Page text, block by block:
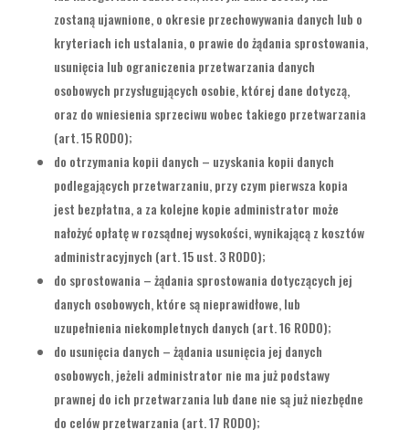
zostaną ujawnione, o okresie przechowywania danych lub o
kryteriach ich ustalania, o prawie do żądania sprostowania,
usunięcia lub ograniczenia przetwarzania danych
osobowych przysługujących osobie, której dane dotyczą,
oraz do wniesienia sprzeciwu wobec takiego przetwarzania
(art. 15 RODO);
do otrzymania kopii danych – uzyskania kopii danych
podlegających przetwarzaniu, przy czym pierwsza kopia
jest bezpłatna, a za kolejne kopie administrator może
nałożyć opłatę w rozsądnej wysokości, wynikającą z kosztów
administracyjnych (art. 15 ust. 3 RODO);
do sprostowania – żądania sprostowania dotyczących jej
danych osobowych, które są nieprawidłowe, lub
uzupełnienia niekompletnych danych (art. 16 RODO);
do usunięcia danych – żądania usunięcia jej danych
osobowych, jeżeli administrator nie ma już podstawy
prawnej do ich przetwarzania lub dane nie są już niezbędne
do celów przetwarzania (art. 17 RODO);